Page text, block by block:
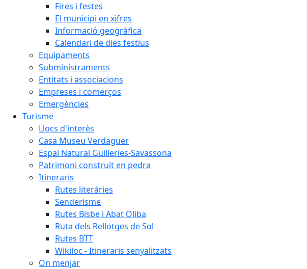
Fires i festes
El municipi en xifres
Informació geogràfica
Calendari de dies festius
Equipaments
Subministraments
Entitats i associacions
Empreses i comerços
Emergències
Turisme
Llocs d'interès
Casa Museu Verdaguer
Espai Natural Guilleries-Savassona
Patrimoni construït en pedra
Itineraris
Rutes literàries
Senderisme
Rutes Bisbe i Abat Oliba
Ruta dels Rellotges de Sol
Rutes BTT
Wikiloc - Itineraris senyalitzats
On menjar